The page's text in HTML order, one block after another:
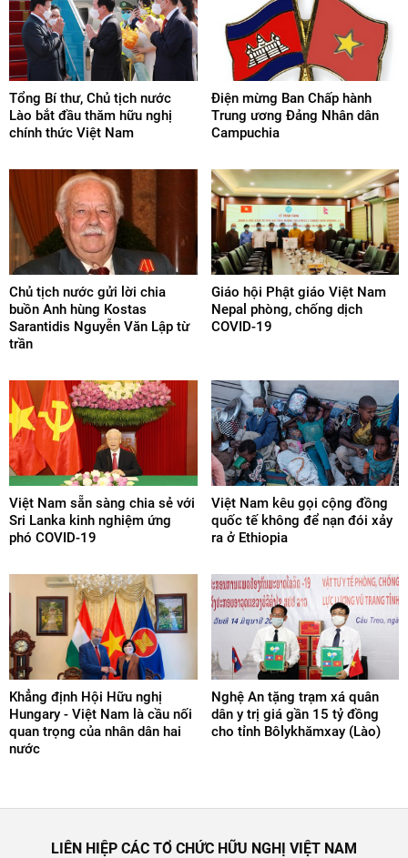
Tổng Bí thư, Chủ tịch nước
Lào bắt đầu thăm hữu nghị
chính thức Việt Nam
Điện mừng Ban Chấp hành
Trung ương Đảng Nhân dân
Campuchia
Chủ tịch nước gửi lời chia
buồn Anh hùng Kostas
Sarantidis Nguyễn Văn Lập từ
trần
Giáo hội Phật giáo Việt Nam
Nepal phòng, chống dịch
COVID-19
Việt Nam sẵn sàng chia sẻ với
Sri Lanka kinh nghiệm ứng
phó COVID-19
Việt Nam kêu gọi cộng đồng
quốc tế không để nạn đói xảy
ra ở Ethiopia
Khẳng định Hội Hữu nghị
Hungary - Việt Nam là cầu nối
quan trọng của nhân dân hai
nước
Nghệ An tặng trạm xá quân
dân y trị giá gần 15 tỷ đồng
cho tỉnh Bôlykhămxay (Lào)
LIÊN HIỆP CÁC TỔ CHỨC HỮU NGHỊ VIỆT NAM